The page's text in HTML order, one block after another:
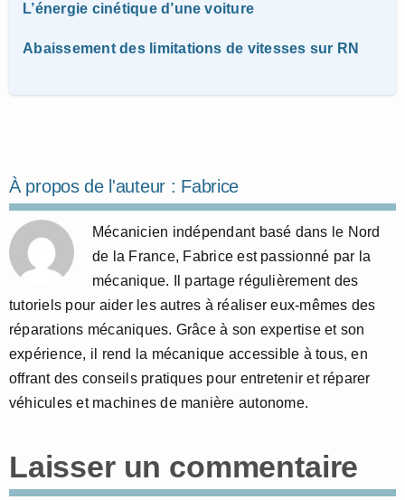
L’énergie cinétique d’une voiture
Abaissement des limitations de vitesses sur RN
À propos de l'auteur : Fabrice
Mécanicien indépendant basé dans le Nord
de la France, Fabrice est passionné par la
mécanique. Il partage régulièrement des
tutoriels pour aider les autres à réaliser eux-mêmes des
réparations mécaniques. Grâce à son expertise et son
expérience, il rend la mécanique accessible à tous, en
offrant des conseils pratiques pour entretenir et réparer
véhicules et machines de manière autonome.
Laisser un commentaire